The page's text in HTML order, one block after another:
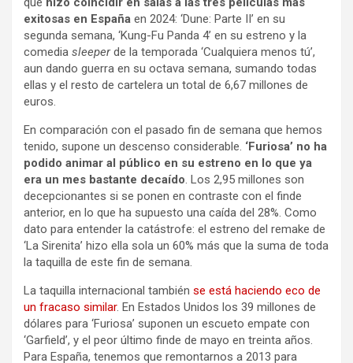
exitosas en España en 2024: ‘Dune: Parte II’ en su
segunda semana, ‘Kung-Fu Panda 4’ en su estreno y la
comedia sleeperde la temporada ‘Cualquiera menos tú’,
aun dando guerra en su octava semana, sumando todas
ellas y el resto de cartelera un total de 6,67 millones de
euros.
En comparación con el pasado fin de semana que hemos
tenido, supone un descenso considerable. ‘Furiosa’ no ha
podido animar al público en su estreno en lo que ya
era un mes bastante decaído. Los 2,95 millones son
decepcionantes si se ponen en contraste con el finde
anterior, en lo que ha supuesto una caída del 28%. Como
dato para entender la catástrofe: el estreno del remake de
‘La Sirenita’ hizo ella sola un 60% más que la suma de toda
la taquilla de este fin de semana.
La taquilla internacional también se está haciendo eco de
un fracaso similar. En Estados Unidos los 39 millones de
dólares para ‘Furiosa’ suponen un escueto empate con
‘Garfield’, y el peor último finde de mayo en treinta años.
Para España, tenemos que remontarnos a 2013 para